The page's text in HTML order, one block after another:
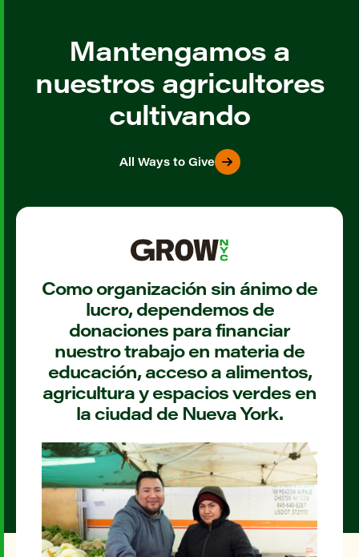
Mantengamos a
nuestros agricultores
cultivando
All Ways to Give
Como organización sin ánimo de
lucro, dependemos de
donaciones para financiar
nuestro trabajo en materia de
educación, acceso a alimentos,
agricultura y espacios verdes en
la ciudad de Nueva York.